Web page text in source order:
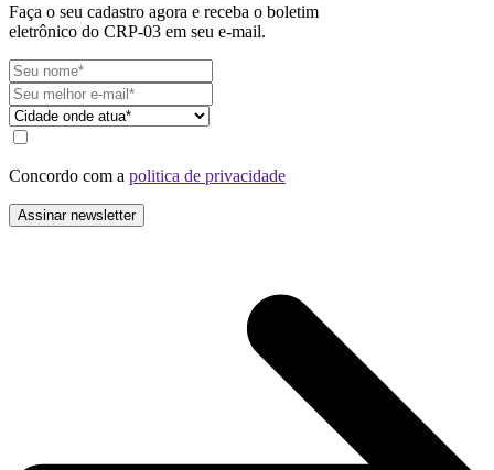
Faça o seu cadastro agora e receba o boletim
eletrônico do CRP-03 em seu e-mail.
Concordo com a politica de privacidade